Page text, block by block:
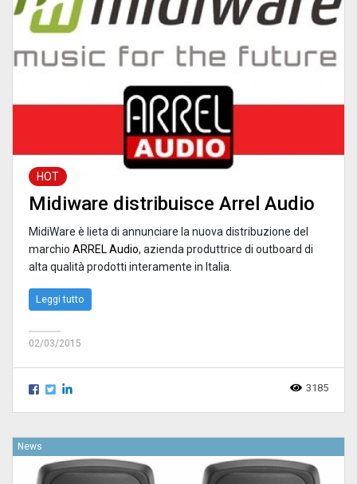
HOT
Midiware distribuisce Arrel Audio
MidiWare è lieta di annunciare la nuova distribuzione del
marchio ARREL Audio, azienda produttrice di outboard di
alta qualità prodotti interamente in Italia.
Leggi tutto
02/03/2015
3185
News